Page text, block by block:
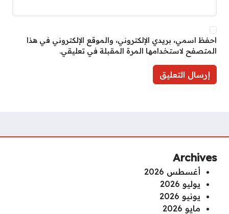
احفظ اسمي، بريدي الإلكتروني، والموقع الإلكتروني في هذا
المتصفح لاستخدامها المرة المقبلة في تعليقي.
Archives
أغسطس 2026
يوليو 2026
يونيو 2026
مايو 2026